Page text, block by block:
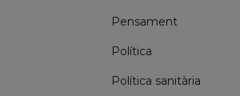
Pensament
Política
Política sanitària